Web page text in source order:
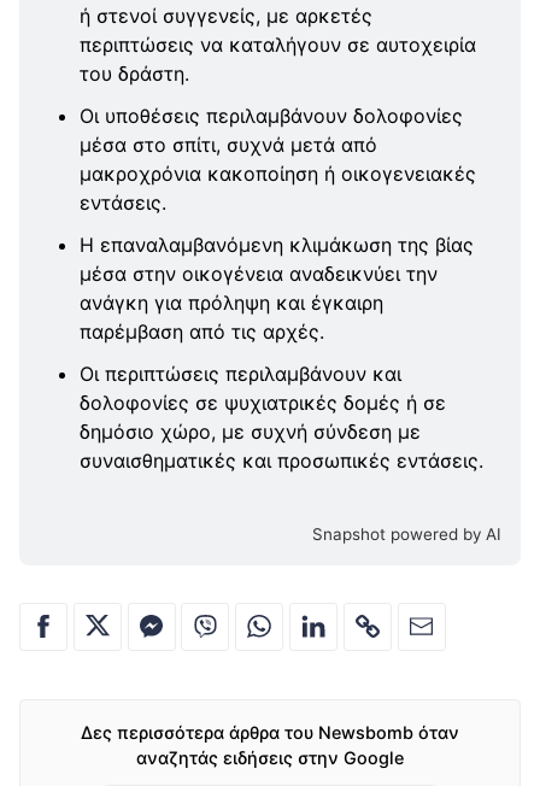
ή στενοί συγγενείς, με αρκετές
περιπτώσεις να καταλήγουν σε αυτοχειρία
του δράστη.
Οι υποθέσεις περιλαμβάνουν δολοφονίες
μέσα στο σπίτι, συχνά μετά από
μακροχρόνια κακοποίηση ή οικογενειακές
εντάσεις.
Η επαναλαμβανόμενη κλιμάκωση της βίας
μέσα στην οικογένεια αναδεικνύει την
ανάγκη για πρόληψη και έγκαιρη
παρέμβαση από τις αρχές.
Οι περιπτώσεις περιλαμβάνουν και
δολοφονίες σε ψυχιατρικές δομές ή σε
δημόσιο χώρο, με συχνή σύνδεση με
συναισθηματικές και προσωπικές εντάσεις.
Snapshot powered by AI
Δες περισσότερα άρθρα του Newsbomb όταν
αναζητάς ειδήσεις στην Google